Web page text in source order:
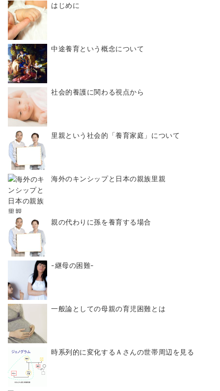
はじめに
中途養育という概念について
社会的養護に関わる視点から
里親という社会的「養育家庭」について
海外のキンシップと日本の親族里親
親の代わりに孫を養育する場合
-継母の困難-
一般論としての母親の育児困難とは
時系列的に変化するＡさんの世帯周辺を見る